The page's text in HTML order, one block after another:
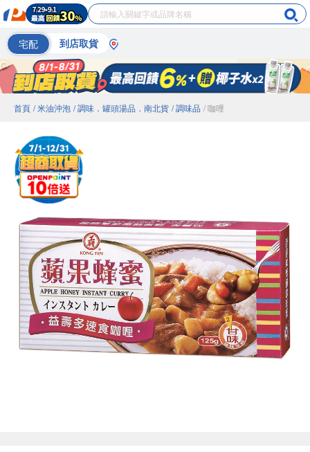
宅配 到店取貨
首頁 / 米油沖泡 / 調味．罐頭湯品．南北貨 / 調味品 / 咖哩